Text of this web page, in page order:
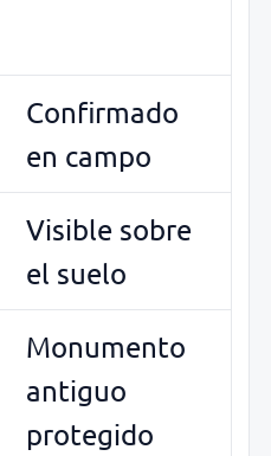
Confirmado
en campo
Visible sobre
el suelo
Monumento
antiguo
protegido